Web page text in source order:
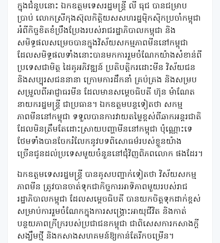
ក្នុងជំនួបនោះ ឯកឧត្តមទេសរដ្ឋមន្រ្តី លី ធុជ បានជម្រាប
ប្រាប់ លោកស្រីកុងស៊ុលកិត្តិយសសហរដ្ឋម៉ិកស៊ិកប្រចាំកម្ពុជា
អំពីកិច្ចខិតខំប្រឹងប្រែងរបស់រាជរដ្ឋាភិបាលកម្ពុជា និង
សមិទ្ធផលសម្រេចបានក្នុងវិស័យសកម្មភាពមីននៅកម្ពុជា
ដែលសមិទ្ធផលទាំងនោះបានមកការរួមចំណែកយ៉ាងសំខាន់ពី
ប្រទេសជាមិត្ត ដៃគូអភិវឌ្ឍន៍ ប្រតិបត្តិករដោះមីន វិស័យជន
និងសប្បុរសជននានា ក្រោមការដឹកនាំ គ្រប់គ្រង និងសម្រប
សម្រួលពីអាជ្ញាធរមីន ដែលមានសម្តេចធិបតី ហ៊ុន ម៉ាណែត
នាយករដ្ឋមន្រ្តី ជាប្រធាន។ ឯកឧត្តមបន្តទៀតថា សកម្ម
ភាពមីននៅកម្ពុជា ទទួលបានការវាយតម្លៃខ្ពស់ពីឆាកអន្តរជាតិ
ដែលមិនត្រឹមតែដោះស្រាយបញ្ហាមីននៅកម្ពុជា ប៉ុណ្ណោះទេ
ថែមទាំងបានចែករំលែកនូវបទពិសោធម៌របស់ខ្លួនយ៉ាង
ច្រើនជូនដល់ប្រទេសមួយចំនួននៅជុំវិញពិភពលោក ផងដែរ។
ឯកឧត្តមទេសរដ្ឋមន្រ្តី បានគូសបញ្ជាក់ទៀតថា វិស័យសកម្ម
ភាពមីន ត្រូវបានចាត់ទុកជាកិច្ចការអាទិភាពមួយរបស់រាជ
រដ្ឋាភិបាលកម្ពុជា ដែលសម្តេចធិបតី បានយកចិត្តទុកដាក់ខ្ពស់
សម្រាប់ការរួមចំណែកក្នុងការសង្រ្គោះអាយុជីវិត និងកាត់
បន្ថយភាពក្រីក្ររបស់ប្រជាជនកម្ពុជា ជាពិសេសការកសាងក្តី
សង្ឃឹមថ្មី និងកសាងសហគមន៍ឱ្យកាន់តែរីកចម្រើន។